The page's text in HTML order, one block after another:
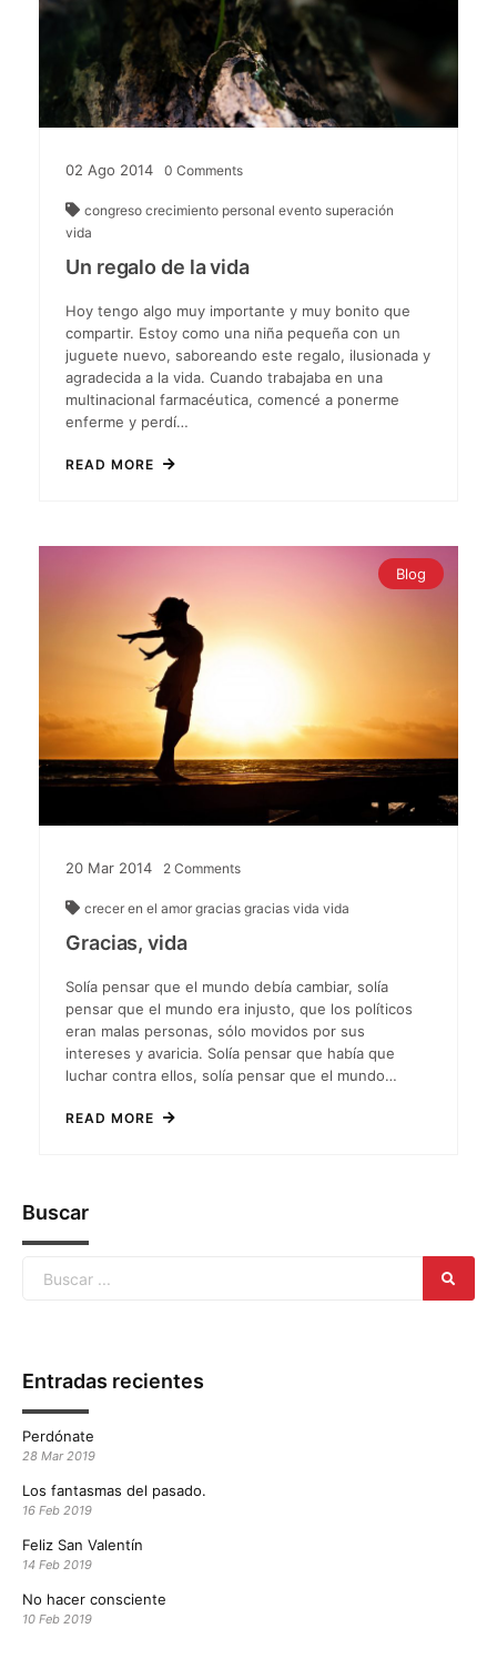
02 Ago 2014 0 Comments
congreso crecimiento personal evento superación
vida
Un regalo de la vida
Hoy tengo algo muy importante y muy bonito que
compartir. Estoy como una niña pequeña con un
juguete nuevo, saboreando este regalo, ilusionada y
agradecida a la vida. Cuando trabajaba en una
multinacional farmacéutica, comencé a ponerme
enferme y perdí…
READ MORE
Blog
20 Mar 2014 2 Comments
crecer en el amor gracias gracias vida vida
Gracias, vida
Solía pensar que el mundo debía cambiar, solía
pensar que el mundo era injusto, que los políticos
eran malas personas, sólo movidos por sus
intereses y avaricia. Solía pensar que había que
luchar contra ellos, solía pensar que el mundo…
READ MORE
Buscar
Entradas recientes
Perdónate
28 Mar 2019
Los fantasmas del pasado.
16 Feb 2019
Feliz San Valentín
14 Feb 2019
No hacer consciente
10 Feb 2019